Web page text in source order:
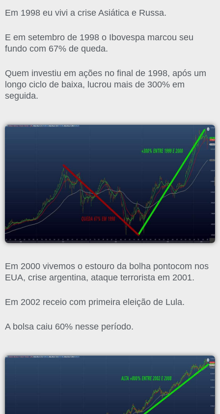
Em 1998 eu vivi a crise Asiática e Russa.
E em setembro de 1998 o Ibovespa marcou seu
fundo com 67% de queda.
Quem investiu em ações no final de 1998, após um
longo ciclo de baixa, lucrou mais de 300% em
seguida.
Em 2000 vivemos o estouro da bolha pontocom nos
EUA, crise argentina, ataque terrorista em 2001.
Em 2002 receio com primeira eleição de Lula.
A bolsa caiu 60% nesse período.